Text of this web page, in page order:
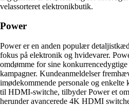
velassorteret elektronikbutik.
Power
Power er en anden populær
fokus på elektronik og hvidevarer.
omdømme for sine
kampagner. Kundeanmeldelser
imødekommende personale og enkelte
til HDMI-switche, tilbyder Power et
herunder avancerede 4K HDMI